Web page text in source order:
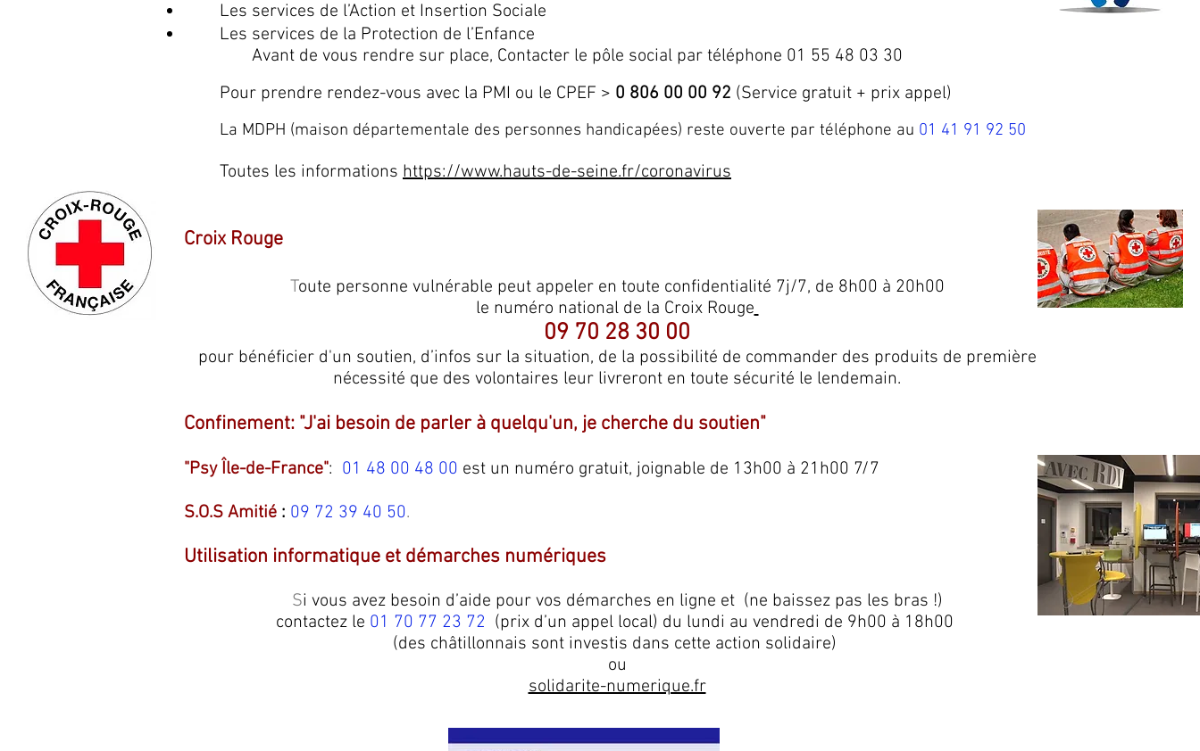
Les services de l’Action et Insertion Sociale
Les services de la Protection de l’Enfance
Avant de vous rendre sur place, Contacter le pôle social par téléphone 01 55 48 03 30
Pour prendre rendez-vous avec la PMI ou le CPEF > 0 806 00 00 92 (Service gratuit + prix appel)
La MDPH (maison départementale des personnes handicapées) reste ouverte par téléphone au 01 41 91 92 50
Toutes les informations https://www.hauts-de-seine.fr/coronavirus
Croix Rouge
Toute personne vulnérable peut appeler en toute confidentialité 7j/7, de 8h00 à 20h00
le numéro national de la Croix Rouge
09 70 28 30 00
pour bénéficier d'un soutien, d’infos sur la situation, de la possibilité de commander des produits de première
nécessité que des volontaires leur livreront en toute sécurité le lendemain.
Confinement: "J'ai besoin de parler à quelqu'un, je cherche du soutien"
"Psy Île-de-France": 01 48 00 48 00 est un numéro gratuit, joignable de 13h00 à 21h00 7/7
S.O.S Amitié : 09 72 39 40 50.
Utilisation informatique et démarches numériques
Si vous avez besoin d’aide pour vos démarches en ligne et (ne baissez pas les bras !)
contactez le 01 70 77 23 72 (prix d’un appel local) du lundi au vendredi de 9h00 à 18h00
(des châtillonnais sont investis dans cette action solidaire)
ou
solidarite-numerique.fr